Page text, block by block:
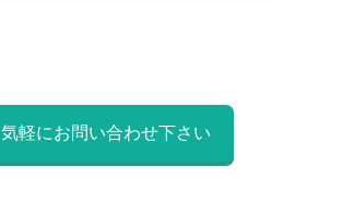
気軽にお問い合わせ下さい